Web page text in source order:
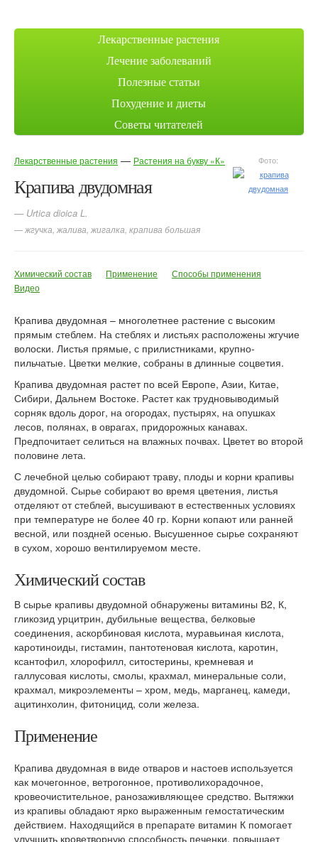
Лекарственные растения
Лечение заболеваний
Полезные статьи
Похудение и диеты
Советы читателей
Фото:
Лекарственные растения — Растения на букву «К»
Крапива двудомная
— Urtica dioica L.
— жгучка, жалива, жигалка, крапива большая
Химический состав Применение
Способы применения
Видео
Крапива двудомная – многолетнее растение с высоким
прямым стеблем. На стеблях и листьях расположены жгучие
волоски. Листья прямые, с прилистниками, крупно-
пильчатые. Цветки мелкие, собраны в длинные соцветия.
Крапива двудомная растет по всей Европе, Азии, Китае,
Сибири, Дальнем Востоке. Растет как трудновыводимый
сорняк вдоль дорог, на огородах, пустырях, на опушках
лесов, полянах, в оврагах, придорожных канавах.
Предпочитает селиться на влажных почвах. Цветет во второй
половине лета.
С лечебной целью собирают траву, плоды и корни крапивы
двудомной. Сырье собирают во время цветения, листья
отделяют от стеблей, высушивают в естественных условиях
при температуре не более 40 гр. Корни копают или ранней
весной, или поздней осенью. Высушенное сырье сохраняют
в сухом, хорошо вентилируемом месте.
Химический состав
В сырье крапивы двудомной обнаружены витамины В2, К,
гликозид урцитрин, дубильные вещества, белковые
соединения, аскорбиновая кислота, муравьиная кислота,
каротиноиды, гистамин, пантотеновая кислота, каротин,
ксантофил, хлорофилл, ситостерины, кремневая и
галлусовая кислоты, смолы, крахмал, минеральные соли,
крахмал, микроэлементы – хром, медь, марганец, камеди,
ацитинхолин, фитоницид, соли железа.
Применение
Крапива двудомная в виде отваров и настоев используется
как мочегонное, ветрогонное, противолихорадочное,
кровеочистительное, ранозаживляющее средство. Вытяжки
из крапивы обладают ярко выраженным гемостатическим
действием. Находящийся в препарате витамин К помогает
улучшить кроветворную способность печенки, повышает